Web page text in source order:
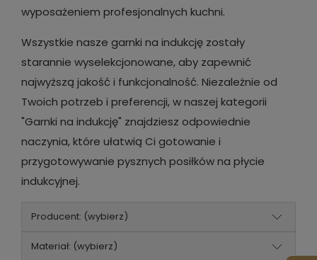
wyposażeniem profesjonalnych kuchni.
Wszystkie nasze garnki na indukcję zostały
starannie wyselekcjonowane, aby zapewnić
najwyższą jakość i funkcjonalność. Niezależnie od
Twoich potrzeb i preferencji, w naszej kategorii
"Garnki na indukcję" znajdziesz odpowiednie
naczynia, które ułatwią Ci gotowanie i
przygotowywanie pysznych posiłków na płycie
indukcyjnej.
Producent: (wybierz)
Materiał: (wybierz)